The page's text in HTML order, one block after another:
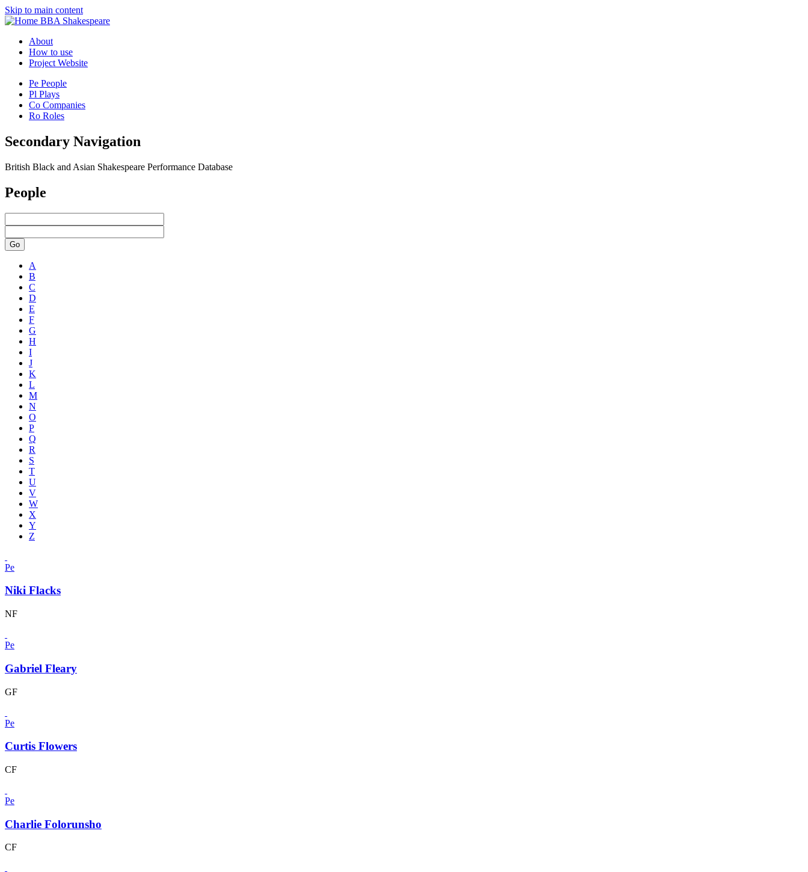
Skip to main content
BBA Shakespeare
About
How to use
Project Website
Pe People
Pl Plays
Co Companies
Ro Roles
Secondary Navigation
British Black and Asian Shakespeare Performance Database
People
Go
A
B
C
D
E
F
G
H
I
J
K
L
M
N
O
P
Q
R
S
T
U
V
W
X
Y
Z
Pe
Niki Flacks
NF
Pe
Gabriel Fleary
GF
Pe
Curtis Flowers
CF
Pe
Charlie Folorunsho
CF